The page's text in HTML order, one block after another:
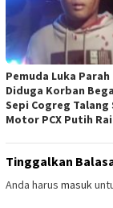
Pemuda Luka
Diduga Korban
Sepi Cogreg
Motor PCX Putih
Tinggalkan
Anda harus masuk